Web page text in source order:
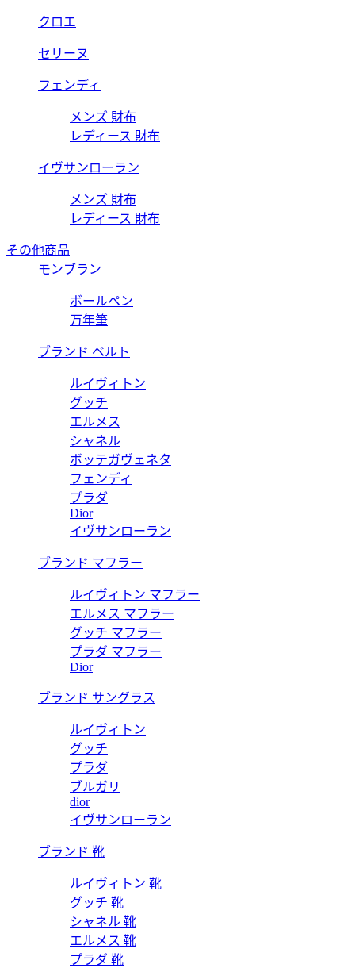
クロエ
セリーヌ
フェンディ
メンズ 財布
レディース 財布
イヴサンローラン
メンズ 財布
レディース 財布
その他商品
モンブラン
ボールペン
万年筆
ブランド ベルト
ルイヴィトン
グッチ
エルメス
シャネル
ボッテガヴェネタ
フェンディ
プラダ
Dior
イヴサンローラン
ブランド マフラー
ルイヴィトン マフラー
エルメス マフラー
グッチ マフラー
プラダ マフラー
Dior
ブランド サングラス
ルイヴィトン
グッチ
プラダ
ブルガリ
dior
イヴサンローラン
ブランド 靴
ルイヴィトン 靴
グッチ 靴
シャネル 靴
エルメス 靴
プラダ 靴